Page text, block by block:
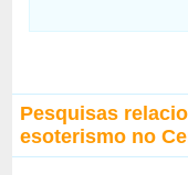
Pesquisas
esoterismo no